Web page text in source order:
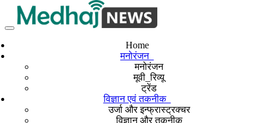
Home
मनोरंजन
मनोरंजन
मूवी_रिव्यू
ट्रेंड
विज्ञान एवं तकनीक
उर्जा और इन्फ्रास्ट्रक्चर
विज्ञान और तकनीक